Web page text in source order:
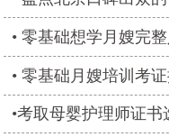
零基础想学月嫂完
零基础月嫂培训考
考取母婴护理师证书